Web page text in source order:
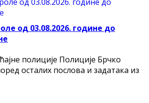
од 03.08.2026. године до
полиције Полиције Брчко
осталих послова и задатака из